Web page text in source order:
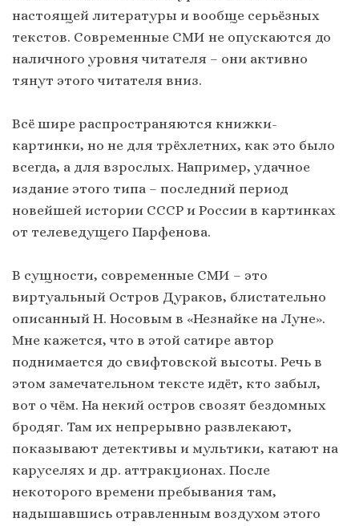
настоящей литературы и вообще серьёзных
текстов. Современные СМИ не опускаются до
наличного уровня читателя – они активно
тянут этого читателя вниз.
Всё шире распространяются книжки-
картинки, но не для трёхлетних, как это было
всегда, а для взрослых. Например, удачное
издание этого типа – последний период
новейшей истории СССР и России в картинках
от телеведущего Парфенова.
В сущности, современные СМИ – это
виртуальный Остров Дураков, блистательно
описанный Н. Носовым в «Незнайке на Луне».
Мне кажется, что в этой сатире автор
поднимается до свифтовской высоты. Речь в
этом замечательном тексте идёт, кто забыл,
вот о чём. На некий остров свозят бездомных
бродяг. Там их непрерывно развлекают,
показывают детективы и мультики, катают на
каруселях и др. аттракционах. После
некоторого времени пребывания там,
надышавшись отравленным воздухом этого